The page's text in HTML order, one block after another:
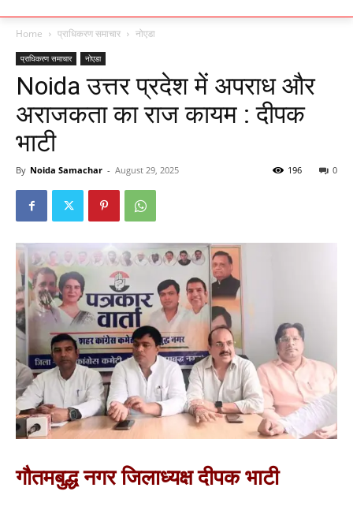
Home प्राधिकरण समाचार नोएडा
प्राधिकरण समाचार नोएडा
Noida उत्तर प्रदेश में अपराध और
अराजकता का राज कायम : दीपक
भाटी
By Noida Samachar - August 29, 2025 0
196
गौतमबुद्ध नगर जिलाध्यक्ष दीपक भाटी